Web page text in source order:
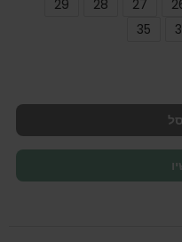
27
28
29
35